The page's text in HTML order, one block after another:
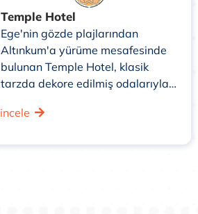
Temple Hotel
Ege'nin gözde plajlarından
Altınkum'a yürüme mesafesinde
bulunan Temple Hotel, klasik
tarzda dekore edilmiş odalarıyla
yaşatıyor.
incele